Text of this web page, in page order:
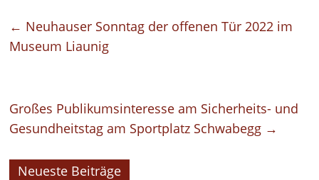
← Neuhauser Sonntag der offenen Tür 2022 im
Museum Liaunig
Großes Publikumsinteresse am Sicherheits- und
Gesundheitstag am Sportplatz Schwabegg →
Neueste Beiträge